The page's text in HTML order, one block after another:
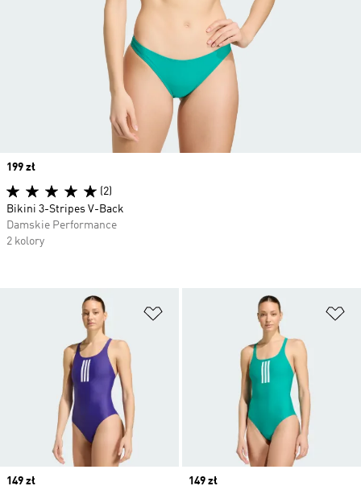
Dodaj do listy życzeń
Price
149 zł
Price
149 zł
Price
199 zł
(2)
Bikini 3-Stripes V-Back
Damskie Performance
2 kolory